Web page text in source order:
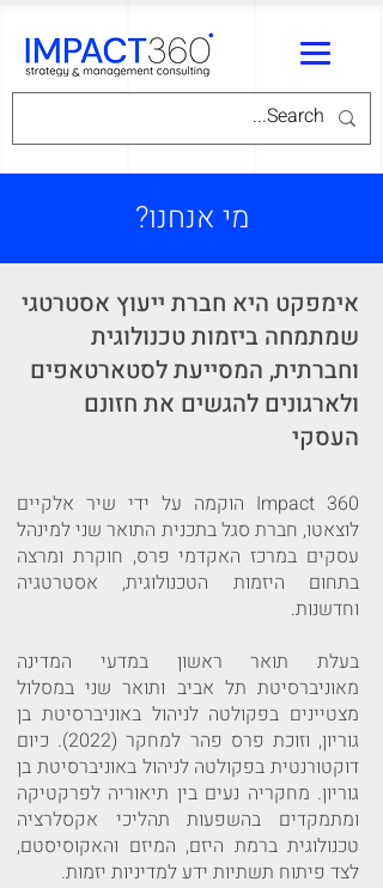
מי אנחנו?
אימפקט היא חברת ייעוץ אסטרטגי
שמתמחה ביזמות טכנולוגית
וחברתית, המסייעת לסטארטאפים
ולארגונים להגשים את חזונם
העסקי
Impact 360 הוקמה על ידי שיר אלקיים
לוצאטו, חברת סגלבתכנית התואר שני למינהל
עסקים במרכז האקדמי פרס, חוקרת ומרצה
בתחום היזמות הטכנולוגית, אסטרטגיה
וחדשנות.
בעלת תואר ראשון במדעי המדינה
מאוניברסיטת תל אביב ותואר שני במסלול
מצטיינים בפקולטה לניהול באוניברסיטת בן
גוריון, וזוכת פרס פהר למחקר (2022). כיום
דוקטורנטית בפקולטה לניהול באוניברסיטת בן
גוריון. מחקריה נעים בין תיאוריה לפרקטיקה
ומתמקדים בהשפעות תהליכי אקסלרציה
טכנולוגית ברמת היזם, המיזם והאקוסיסטם,
לצד פיתוח תשתיות ידע למדיניות יזמות.